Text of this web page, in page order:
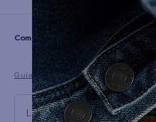
☆☆☆☆
Guía de tallas
L